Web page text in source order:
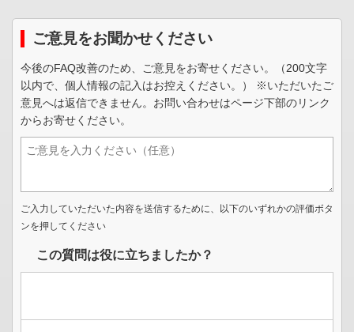
ご意見をお聞かせください
今後のFAQ改善のため、ご意見をお寄せください。（200文字
以内で、個人情報の記入はお控えください。） ※いただいたご
意見へは返信できません。お問い合わせはページ下部のリンク
からお寄せください。
ご入力していただいた内容を送信するために、以下のいずれかの評価ボタ
ンを押してください
この質問は役に立ちましたか？